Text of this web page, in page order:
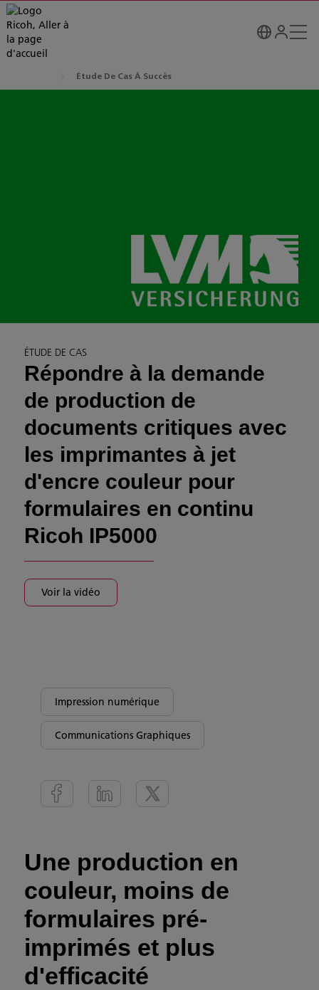
Étude De Cas À Succès
ÉTUDE DE CAS
Répondre à la demande
de production de
documents critiques avec
les imprimantes à jet
d'encre couleur pour
formulaires en continu
Ricoh IP5000
Voir la vidéo
Impression numérique
Communications Graphiques
Une production en
couleur, moins de
formulaires pré-
imprimés et plus
d'efficacité